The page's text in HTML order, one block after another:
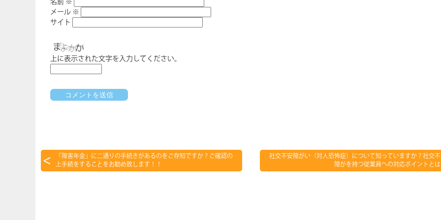
名前 ※
メール ※
サイト
上に表示された文字を入力してください。
「障害年金」に二通りの手続きがあるのをご存知ですか？ご確認の
上手続をすることをお勧め致します！！
社交不安障がい（対人恐怖症）について知っていますか？社交
障がを持つ従業員への対応ポイントと